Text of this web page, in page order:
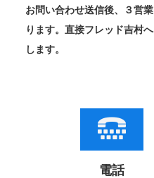
お問い合わせ送信後、３営
ります。直接フレッド吉村
します。
電話